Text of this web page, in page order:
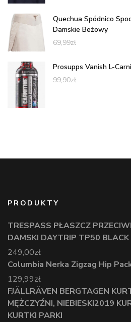
Quechua Spódnico
Damskie Beżowy
69,99zł
Prosupps Vanish L-
99,90zł
PRODUKTY
TRESPASS PŁASZCZ
DAMSKI DAYTRIP TP50 BLACK
249,00zł
Columbia Nerka Zigzag Hip
129,99zł
FJÄLLRÄVEN BERGTAGEN
MĘŻCZYŹNI, NIEBIESKI2019
KURTKI PARKI